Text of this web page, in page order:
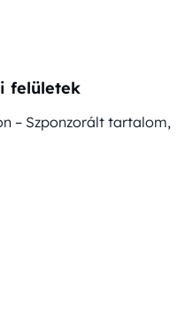
felületek
– Szponzorált tartalom,